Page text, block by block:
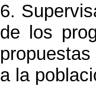
6.
de los
a la